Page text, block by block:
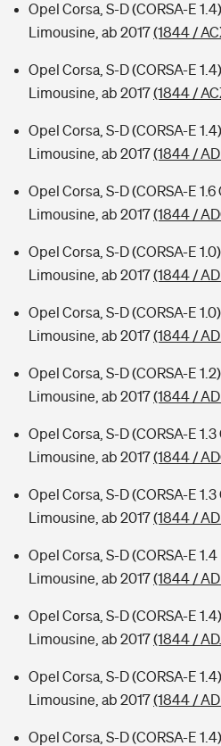
Opel Corsa, S-D (CORSA-E
Limousine, ab 2017(1844 /
Opel Corsa, S-D (CORSA-E
Limousine, ab 2017(1844 /
Opel Corsa, S-D (CORSA-E
Limousine, ab 2017(1844 /
Opel Corsa, S-D (CORSA-E 1.6
Limousine, ab 2017(1844 /
Opel Corsa, S-D (CORSA-E
Limousine, ab 2017(1844 /
Opel Corsa, S-D (CORSA-E
Limousine, ab 2017(1844 /
Opel Corsa, S-D (CORSA-E
Limousine, ab 2017(1844 /
Opel Corsa, S-D (CORSA-E 1.3
Limousine, ab 2017(1844 /
Opel Corsa, S-D (CORSA-E
Limousine, ab 2017(1844 /
Opel Corsa, S-D (CORSA-E
Limousine, ab 2017(1844 /
Opel Corsa, S-D (CORSA-E
Limousine, ab 2017(1844 /
Opel Corsa, S-D (CORSA-E
Limousine, ab 2017(1844 /
Opel Corsa, S-D (CORSA-E